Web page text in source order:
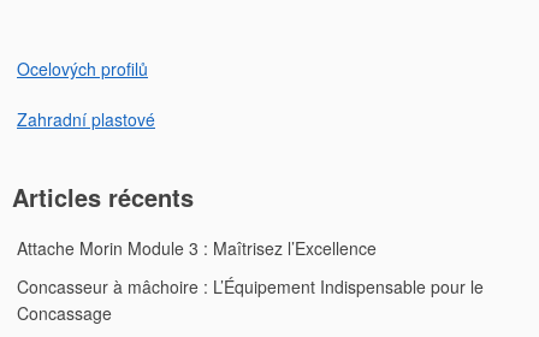
Ocelových profilů
Zahradní plastové
Articles récents
Attache Morin Module 3 : Maîtrisez l’Excellence
Concasseur à mâchoire : L’Équipement Indispensable pour le
Concassage